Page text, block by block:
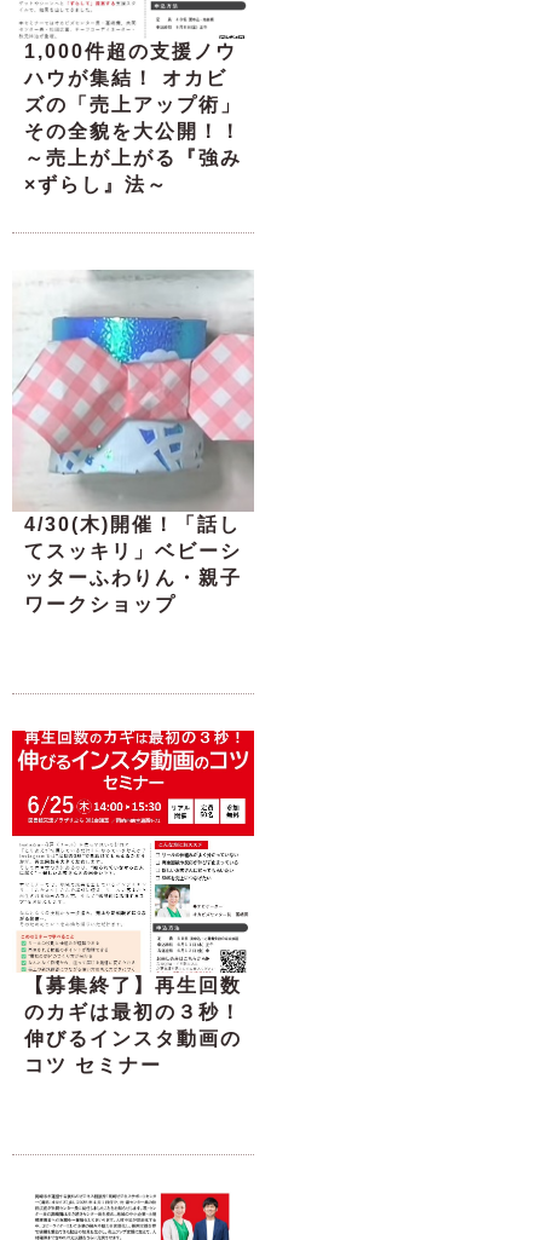
1,000件超の支援ノウ
ハウが集結！ オカビ
ズの「売上アップ術」
その全貌を大公開！！
～売上が上がる『強み
×ずらし』法～
4/30(木)開催！「話し
てスッキリ」ベビーシ
ッターふわりん・親子
ワークショップ
【募集終了】再生回数
のカギは最初の３秒！
伸びるインスタ動画の
コツ セミナー